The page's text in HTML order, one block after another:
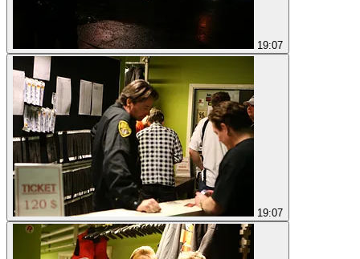
19:07
19:07